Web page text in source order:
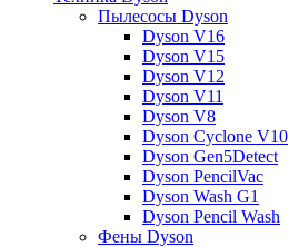
Пылесосы Dyson
Dyson V16
Dyson V15
Dyson V12
Dyson V11
Dyson V8
Dyson Cyclone V10
Dyson Gen5Detect
Dyson PencilVac
Dyson Wash G1
Dyson Pencil Wash
Фены Dyson